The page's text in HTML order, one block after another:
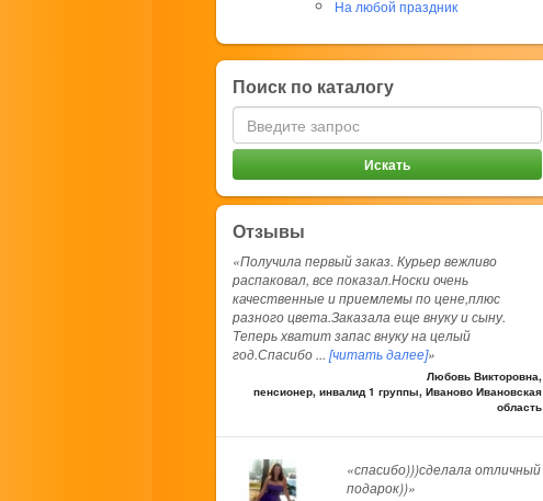
На любой праздник
Поиск по каталогу
Отзывы
«Получила первый заказ. Курьер вежливо
распаковал, все показал.Носки очень
качественные и приемлемы по цене,плюс
разного цвета.Заказала еще внуку и сыну.
Теперь хватит запас внуку на целый
год.Спасибо ... [читать далее]»
Любовь Викторовна,
пенсионер, инвалид 1 группы, Иваново Ивановская
область
«спасибо)))сделала отличный
подарок))»